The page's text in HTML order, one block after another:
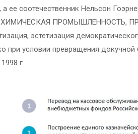
ее соотечественник Нельсон
ХИМИЧЕСКАЯ ПРОМЫШЛЕННОСТЬ,
эстетизация
при условии превращения
г.